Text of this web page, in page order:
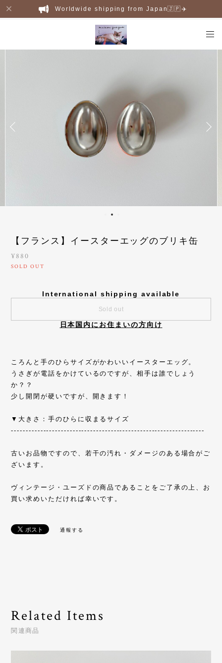
Worldwide shipping from Japan🇯🇵✈️
【フランス】イースターエッグのブリキ缶
¥880
SOLD OUT
International shipping available
Sold out
日本国内にお住まいの方向け
ころんと手のひらサイズがかわいいイースターエッグ。
うさぎが電話をかけているのですが、相手は誰でしょう
か？？
少し開閉が硬いですが、開きます！
▼大きさ：手のひらに収まるサイズ
------------------------------------------------------------------
古いお品物ですので、若干の汚れ・ダメージのある場合がご
ざいます。
ヴィンテージ・ユーズドの商品であることをご了承の上、お
買い求めいただければ幸いです。
通報する
Related Items
関連商品